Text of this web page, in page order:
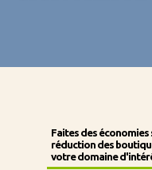
Faites des
réduction des
votre domaine